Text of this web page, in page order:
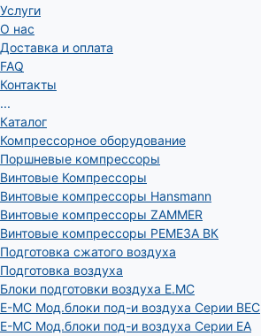
Услуги
О нас
Доставка и оплата
FAQ
Контакты
...
Каталог
Компрессорное оборудование
Поршневые компрессоры
Винтовые Компрессоры
Винтовые компрессоры Hansmann
Винтовые компрессоры ZAMMER
Винтовые компрессоры РЕМЕЗА ВК
Подготовка сжатого воздуха
Подготовка воздуха
Блоки подготовки воздуха E.MC
E-MC Мод.блоки под-и воздуха Серии BEC
E-MC Мод.блоки под-и воздуха Серии EA